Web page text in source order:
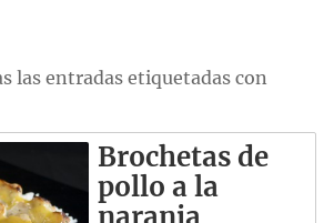
las entradas etiquetadas con
Brochetas de
pollo a la